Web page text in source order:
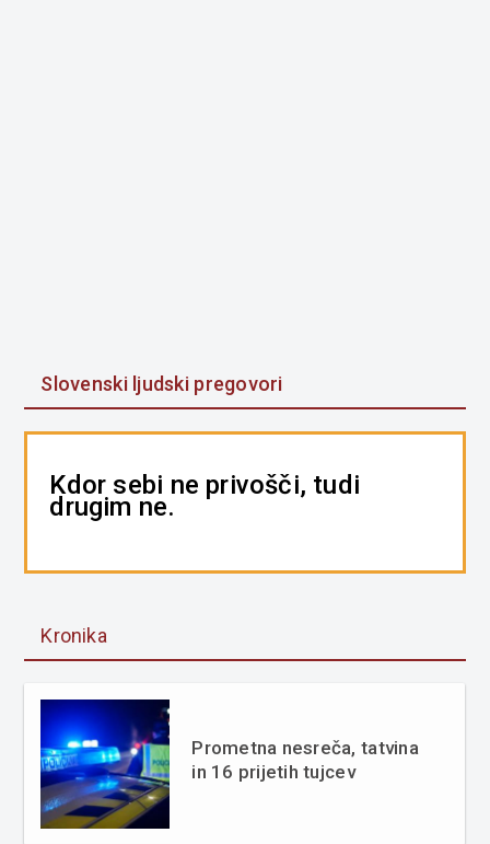
Slovenski ljudski pregovori
Kdor sebi ne privošči, tudi
drugim ne.
Kronika
Prometna nesreča, tatvina
in 16 prijetih tujcev